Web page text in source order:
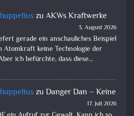
zu AKWs Kraftwerke
3. August 2026
gerade ein anschauliches Beispiel
Atomkraft keine Technologie der
ich befürchte, dass diese…
zu Danger Dan – Keine
17. Juli 2026